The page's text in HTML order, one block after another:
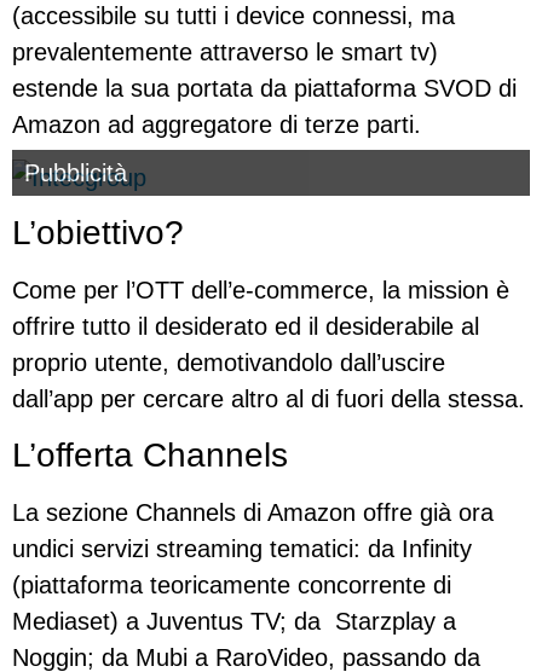
(accessibile su tutti i device connessi, ma
prevalentemente attraverso le smart tv)
estende la sua portata da piattaforma SVOD di
Amazon ad aggregatore di terze parti.
Pubblicità
L’obiettivo?
Come per l’OTT dell’e-commerce, la mission è
offrire tutto il desiderato ed il desiderabile al
proprio utente, demotivandolo dall’uscire
dall’app per cercare altro al di fuori della stessa.
L’offerta Channels
La sezione Channels di Amazon offre già ora
undici servizi streaming tematici: da Infinity
(piattaforma teoricamente concorrente di
Mediaset) a Juventus TV; da Starzplay a
Noggin; da Mubi a RaroVideo, passando da